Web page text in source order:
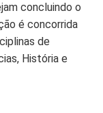
concluindo o
é concorrida
de
História e